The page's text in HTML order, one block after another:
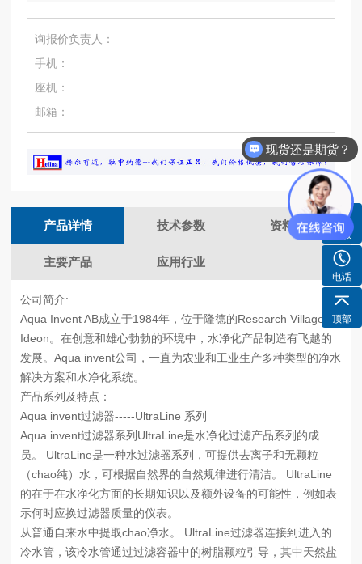
询报价负责人：
手机：
座机：
邮箱：
产品详情 技术参数 资料下载
主要产品 应用行业
公司简介:
Aqua Invent AB成立于1984年，位于隆德的Research Village
Ideon。在创意和雄心勃勃的环境中，水净化产品制造有飞越的
发展。Aqua invent公司，一直为农业和工业生产多种类型的净水
解决方案和水净化系统。
产品系列及特点：
Aqua invent过滤器-----UltraLine 系列
Aqua invent过滤器系列UltraLine是水净化过滤产品系列的成
员。 UltraLine是一种水过滤器系列，可提供去离子和无颗粒
（chao纯）水，可根据自然界的自然规律进行清洁。 UltraLine
的在于在水净化方面的长期知识以及额外设备的可能性，例如表
示何时应换过滤器质量的仪表。
从普通自来水中提取chao净水。 UltraLine过滤器连接到进入的
冷水管，该冷水管通过过滤容器中的树脂颗粒引导，其中天然盐
客服
电话
顶部
现货还是期货？